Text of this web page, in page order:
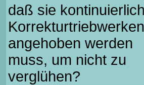
daß sie
Korrekturtriebwerken
angehoben werden
muss, um nicht zu
verglühen?